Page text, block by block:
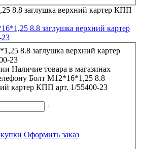
8.8 заглушка верхний картер
Наличие товара в магазинах
Болт М12*16*1,25 8.8
заглушка верхний картер КПП арт. 1/55400-23
+
Оформить заказ